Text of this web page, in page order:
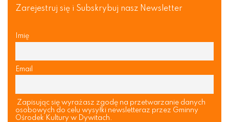
Zarejestruj się i Subskrybuj nasz Newsletter
Imię
Email
Zapisując się wyrażasz zgodę na przetwarzanie danych
osobowych do celu wysyłki newsletteraz przez Gminny
Ośrodek Kultury w Dywitach.